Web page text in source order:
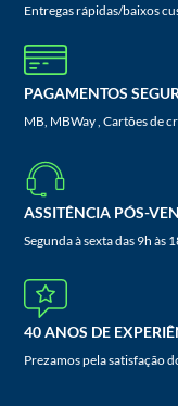
Entregas rápidas/baixos
PAGAMENTOS
MB, MBWay , Cartões de
ASSITÊNCIA PÓS-
Segunda à sexta das 9h às
40 ANOS DE
Prezamos pela satisfação